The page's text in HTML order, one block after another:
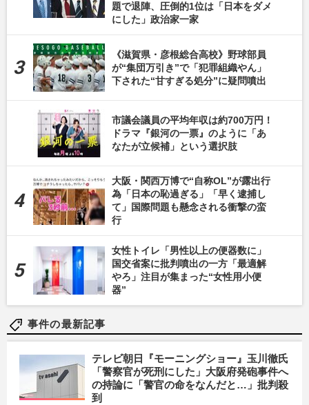
題で退陣、圧倒的1位は「日本をダメ
にした」政治家一家
《滋賀県・彦根総合高校》野球部員
が“集団万引き”で「犯罪組織やん」
下された“甘すぎる処分”に疑問噴出
市議会議員の平均年収は約700万円！
ドラマ『銀河の一票』のように「あ
なたが立候補」という選択肢
大阪・関西万博で“自称OL”が露出行
為「日本の恥過ぎる」「早く逮捕し
て」国際問題も懸念される衝撃の蛮
行
女性トイレ「男性以上の便器数に」
国交省案に批判噴出の一方「最適解
やろ」注目が集まった“女性用小便
器”
事件の最新記事
テレビ朝日『モーニングショー』玉川徹氏
「警察官が死刑にした」大阪府発砲事件へ
の持論に「警官の命をなんだと…」批判殺
到